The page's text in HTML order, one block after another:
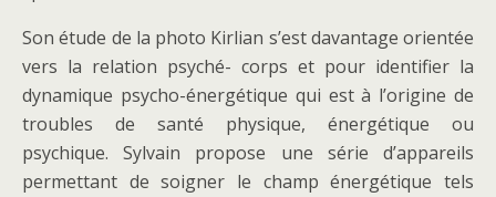
Son étude de la photo Kirlian s’est davantage orientée
vers la relation psyché- corps et pour identifier la
dynamique psycho-énergétique qui est à l’origine de
troubles de santé physique, énergétique ou
psychique. Sylvain propose une série d’appareils
permettant de soigner le champ énergétique tels